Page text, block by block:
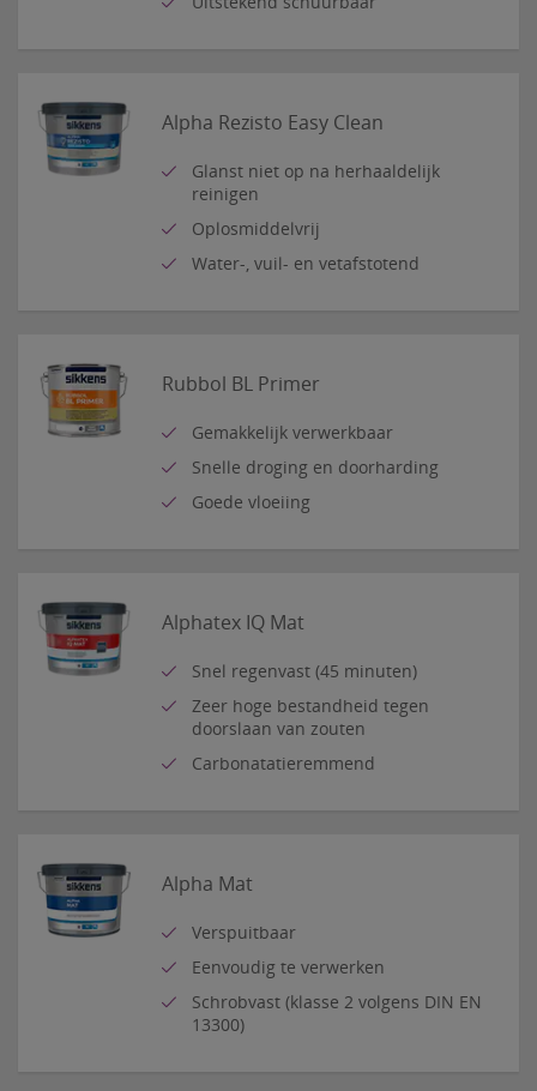
Alpha Rezisto Easy Clean
Glanst niet op na herhaaldelijk
reinigen
Oplosmiddelvrij
Water-, vuil- en vetafstotend
Rubbol BL Primer
Gemakkelijk verwerkbaar
Snelle droging en doorharding
Goede vloeiing
Alphatex IQ Mat
Snel regenvast (45 minuten)
Zeer hoge bestandheid tegen
doorslaan van zouten
Carbonatatieremmend
Alpha Mat
Verspuitbaar
Eenvoudig te verwerken
Schrobvast (klasse 2 volgens DIN EN
13300)